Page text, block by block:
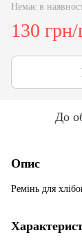
Немає в
130
До
Опис
Ремінь для